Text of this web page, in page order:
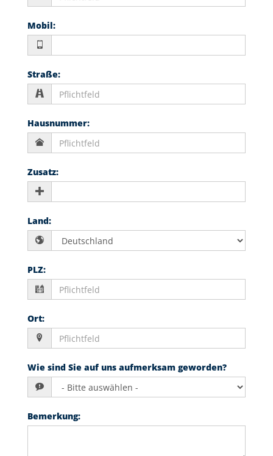
Mobil:
Straße:
Hausnummer:
Zusatz:
Land:
PLZ:
Ort:
Wie sind Sie auf uns aufmerksam geworden?
Bemerkung: